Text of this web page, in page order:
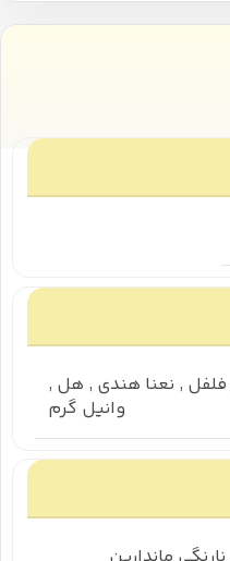
فلفل , نعنا هندی , هل ,
وانیل گرم